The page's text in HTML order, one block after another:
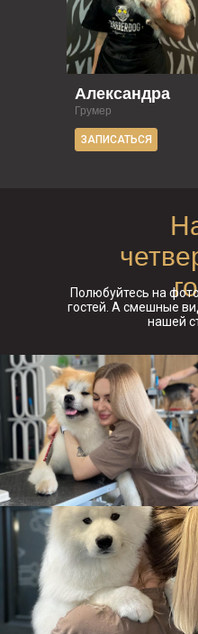
Грумер
Александра
ЗАПИСАТЬСЯ
Полюбуйтесь на
гостей. А смешные
нашей